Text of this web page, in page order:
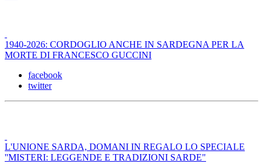
1940-2026: CORDOGLIO ANCHE IN SARDEGNA PER LA
MORTE DI FRANCESCO GUCCINI
facebook
twitter
L'UNIONE SARDA, DOMANI IN REGALO LO SPECIALE
''MISTERI: LEGGENDE E TRADIZIONI SARDE"